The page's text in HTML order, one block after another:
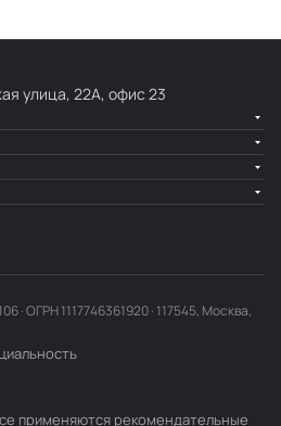
улица, 22А, офис 23
· ОГРН 1117746361920 · 117545, Москва,
применяются рекомендательные